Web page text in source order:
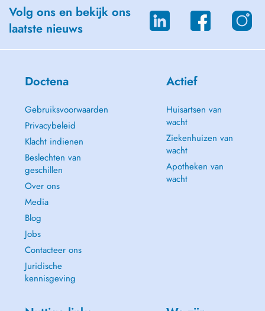
Volg ons en bekijk ons
laatste nieuws
Doctena
Gebruiksvoorwaarden
Privacybeleid
Klacht indienen
Beslechten van
geschillen
Over ons
Media
Blog
Jobs
Contacteer ons
Juridische
kennisgeving
Actief
Huisartsen van
wacht
Ziekenhuizen van
wacht
Apotheken van
wacht